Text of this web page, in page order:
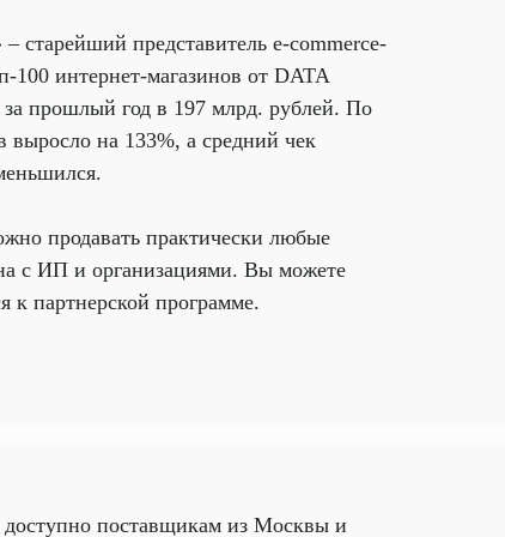
старейший представитель e-commerce-
100 интернет-магазинов от DATA
за прошлый год в 197 млрд. рублей. По
выросло на 133%, а средний чек
продавать практически любые
с ИП и организациями. Вы можете
к партнерской программе.
доступно поставщикам из Москвы и